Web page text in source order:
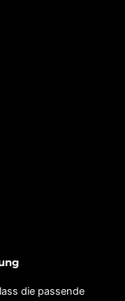
die passende